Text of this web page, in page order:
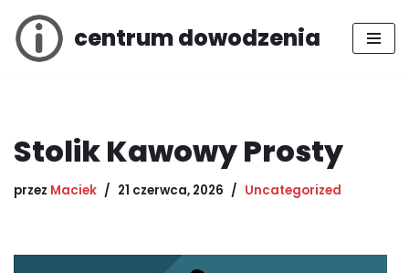
Przejdź
centrum dowodzenia
Stolik Kawowy Prosty
przez Maciek 21 czerwca, 2026 Uncategorized